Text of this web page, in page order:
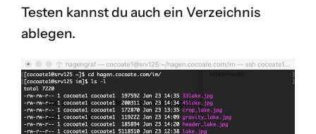
Testen kannst du auch ein Verzeichnis
ablegen.